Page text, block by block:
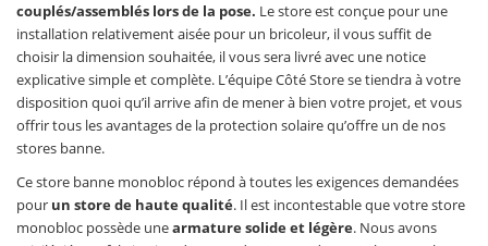
couplés/assemblés lors de la pose. Le store est conçue pour une
installation relativement aisée pour un bricoleur, il vous suffit de
choisir la dimension souhaitée, il vous sera livré avec une notice
explicative simple et complète. L’équipe Côté Store se tiendra à votre
disposition quoi qu’il arrive afin de mener à bien votre projet, et vous
offrir tous les avantages de la protection solaire qu’offre un de nos
stores banne.
Ce store banne monobloc répond à toutes les exigences demandées
pour un store de haute qualité. Il est incontestable que votre store
monobloc possède unearmature solide et légère. Nous avons